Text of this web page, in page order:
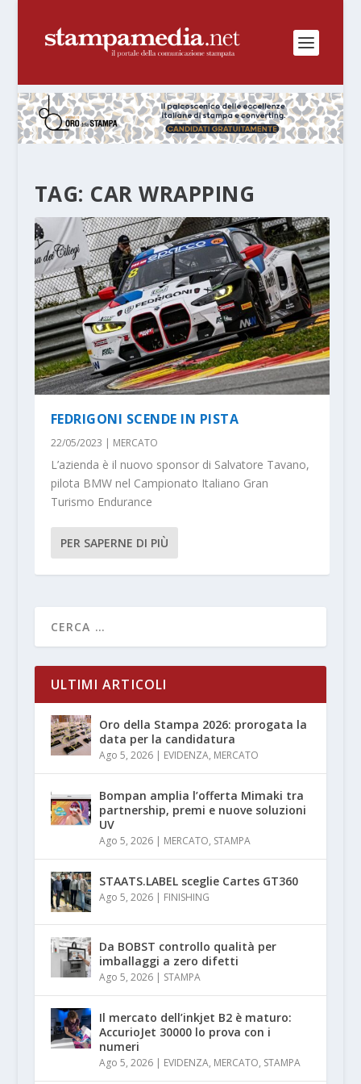
TAG: CAR WRAPPING
FEDRIGONI SCENDE IN PISTA
22/05/2023 | MERCATO
L’azienda è il nuovo sponsor di Salvatore Tavano,
pilota BMW nel Campionato Italiano Gran
Turismo Endurance
PER SAPERNE DI PIÙ
ULTIMI ARTICOLI
Oro della Stampa 2026: prorogata la
data per la candidatura
Ago 5, 2026| EVIDENZA, MERCATO
Bompan amplia l’offerta Mimaki tra
partnership, premi e nuove soluzioni
UV
Ago 5, 2026| MERCATO, STAMPA
STAATS.LABEL sceglie Cartes GT360
Ago 5, 2026| FINISHING
Da BOBST controllo qualità per
imballaggi a zero difetti
Ago 5, 2026| STAMPA
Il mercato dell’inkjet B2 è maturo:
AccurioJet 30000 lo prova con i
numeri
Ago 5, 2026| EVIDENZA, MERCATO, STAMPA